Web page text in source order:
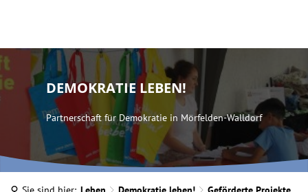
DEMOKRATIE LEBEN!
Partnerschaft für Demokratie in Mörfelden-Walldorf